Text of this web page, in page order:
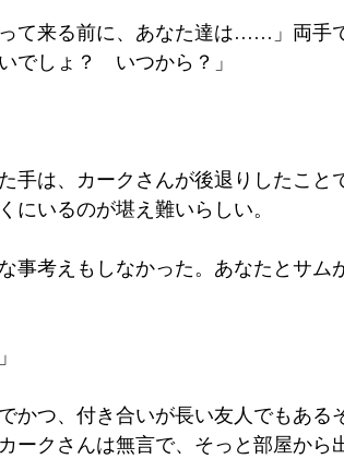
て来る前に、あなた達は……」両手
でしょ？　いつから？」
手は、カークさんが後退りしたこと
にいるのが堪え難いらしい。
事考えもしなかった。あなたとサ
かつ、付き合いが長い友人でもある
ークさんは無言で、そっと部屋から